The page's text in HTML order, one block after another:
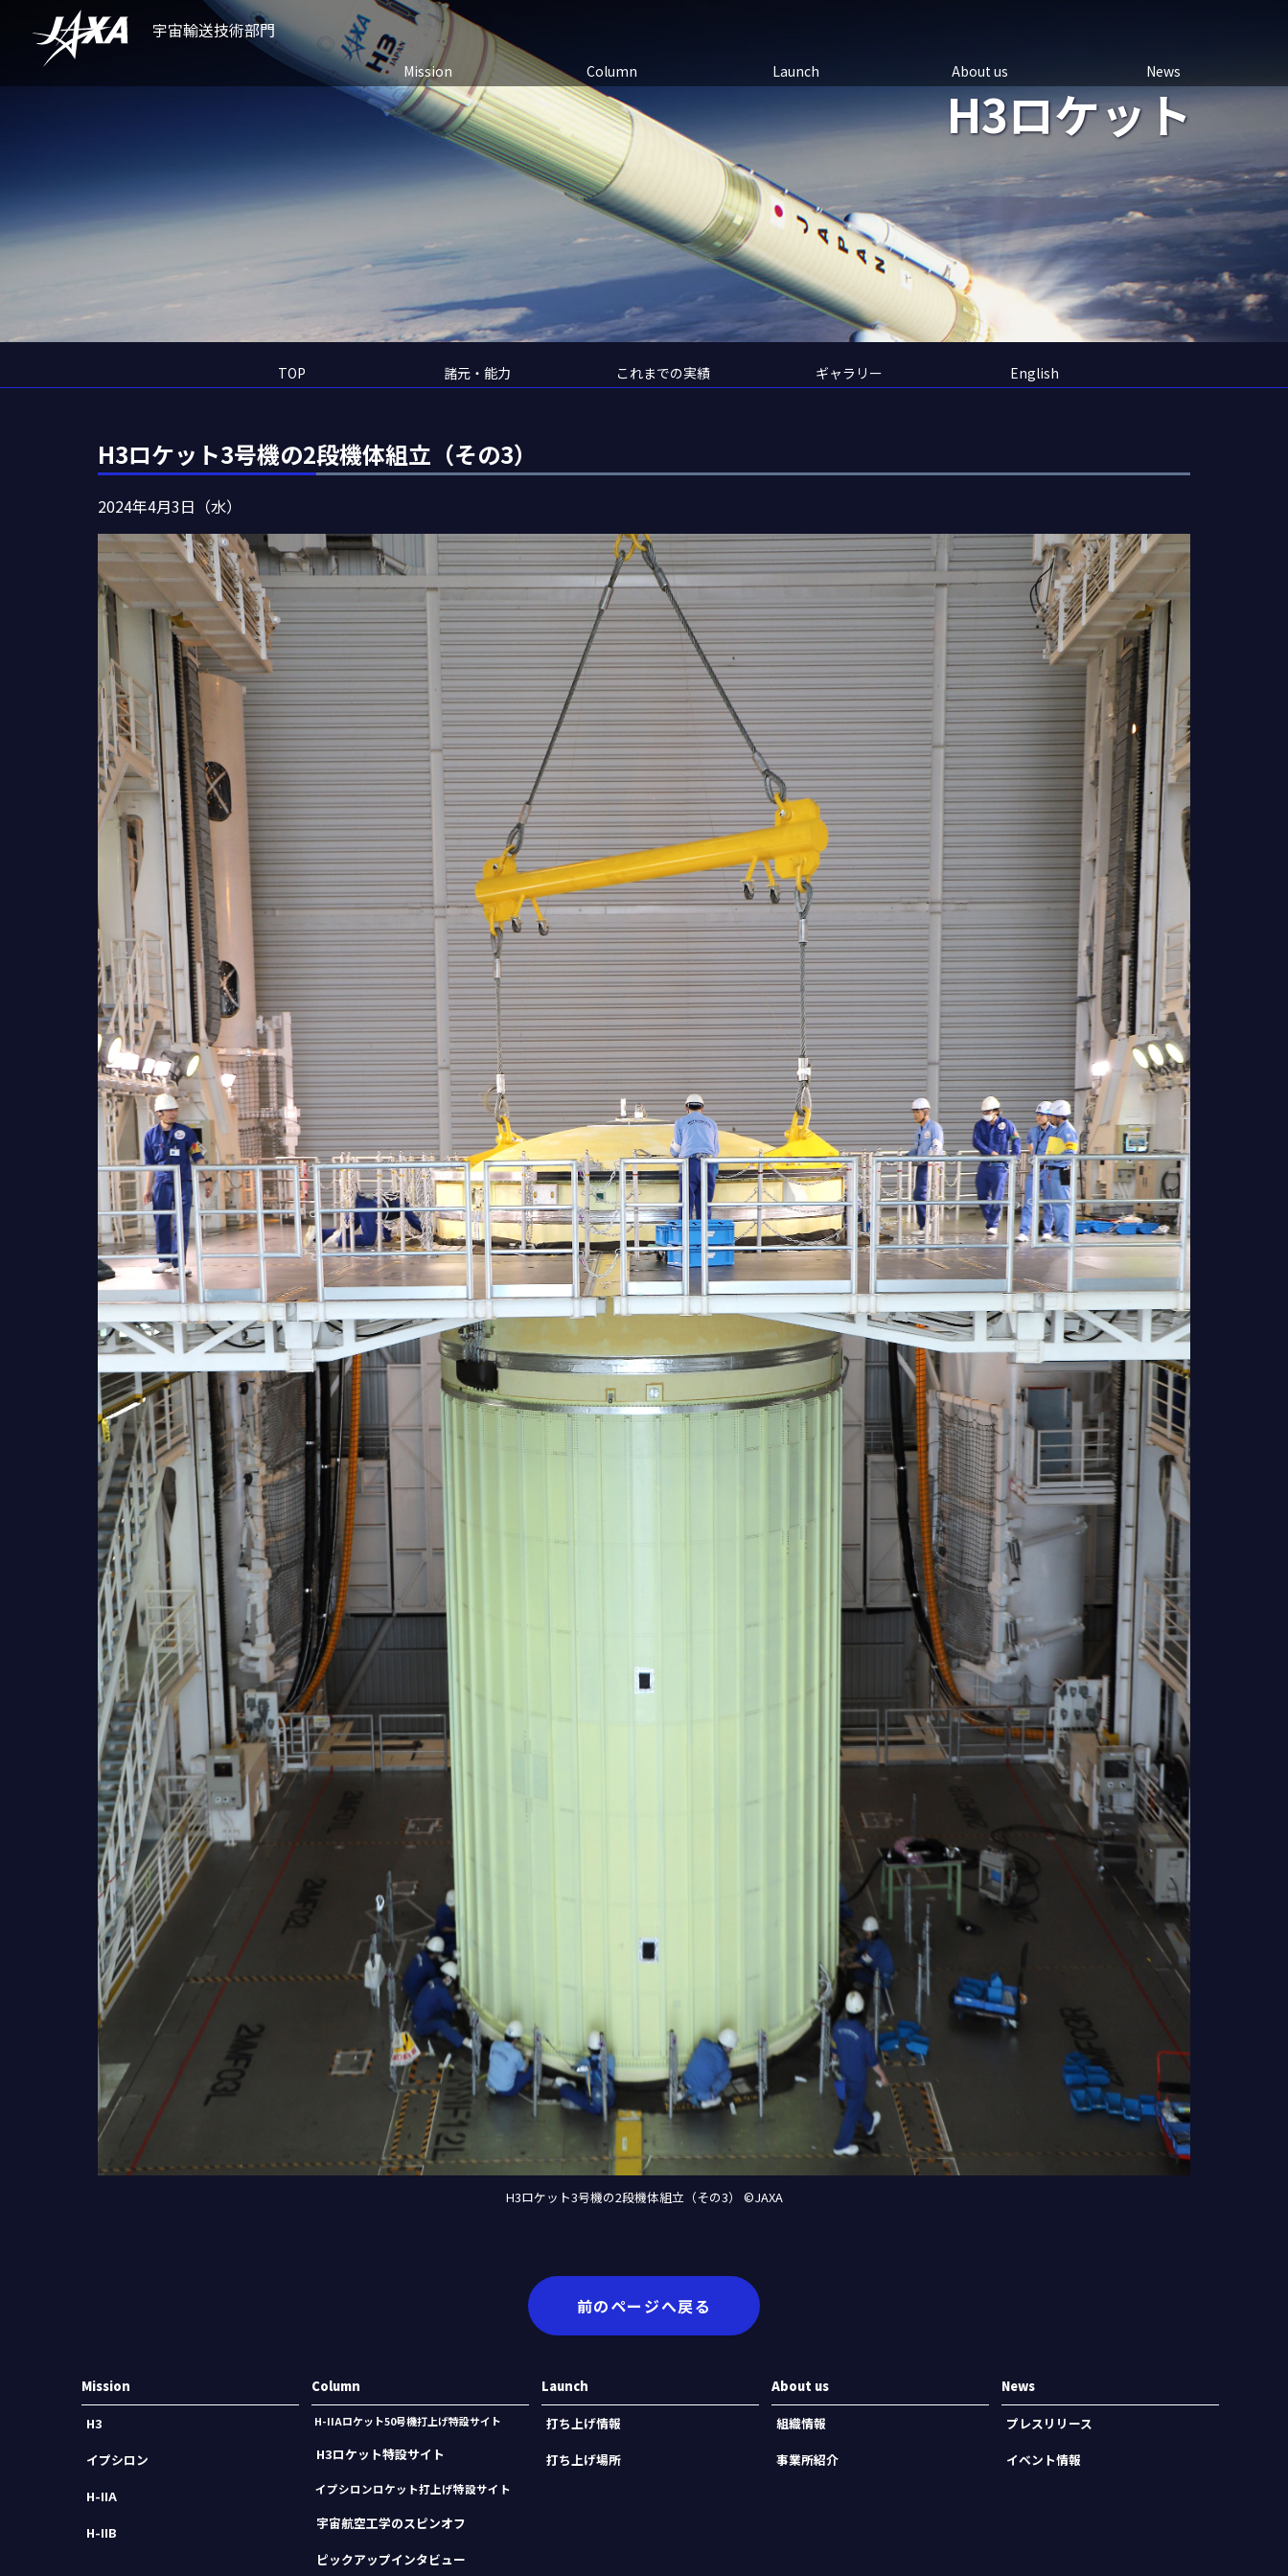
宇宙輸送技術部門
Mission Column Launch About us News
H3ロケット
TOP 諸元・能力 これまでの実績 ギャラリー English
H3ロケット3号機の2段機体組立（その3）
2024年4月3日（水）
H3ロケット3号機の2段機体組立（その3） ©JAXA
前のページへ戻る
Mission
H3
イプシロン
H-IIA
H-IIB
Column
H-IIAロケット50号機打上げ特設サイト
H3ロケット特設サイト
イプシロンロケット打上げ特設サイト
宇宙航空工学のスピンオフ
ピックアップインタビュー
Launch
打ち上げ情報
打ち上げ場所
About us
組織情報
事業所紹介
News
プレスリリース
イベント情報